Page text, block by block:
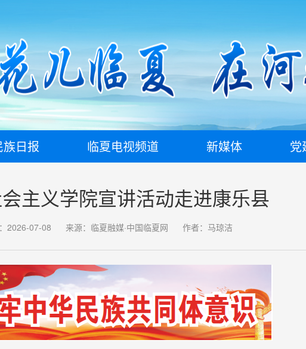
族日报 临夏电视频道 新媒体 党
主义学院宣讲活动走进康乐县
2026-07-08 来源：临夏融媒·中国临夏网
作者：马琼洁